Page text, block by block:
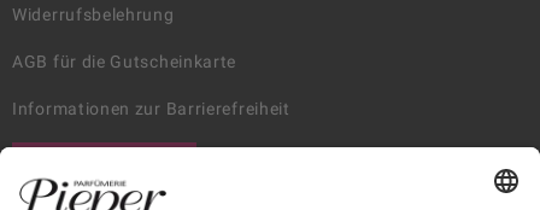
Widerrufsbelehrung
AGB für die Gutscheinkarte
Informationen zur Barrierefreiheit